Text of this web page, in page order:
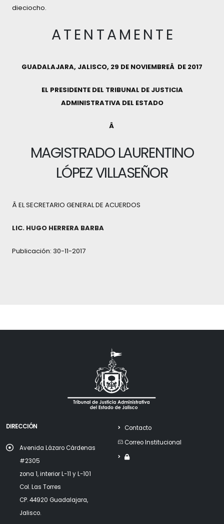
dieciocho.
A T E N T A M E N T E
GUADALAJARA, JALISCO, 29 DE NOVIEMBREÂ DE 2017
EL PRESIDENTE DEL TRIBUNAL DE JUSTICIA
ADMINISTRATIVA DEL ESTADO
Â
MAGISTRADO LAURENTINO
LÓPEZ VILLASEÑOR
Â EL SECRETARIO GENERAL DE ACUERDOS
LIC. HUGO HERRERA BARBA
Publicación: 30-11-2017
DIRECCIÓN
Avenida Lázaro Cárdenas
#2305
zona 1, interior L-11 y L-101
Col. Las Torres
CP. 44920 Guadalajara,
Jalisco.
Contacto
Correo Institucional